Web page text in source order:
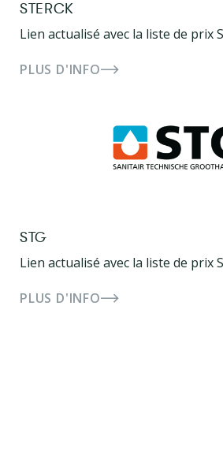
STERCK
Lien actualisé avec la liste de prix
PLUS D'INFO
STG
Lien actualisé avec la liste de prix
PLUS D'INFO